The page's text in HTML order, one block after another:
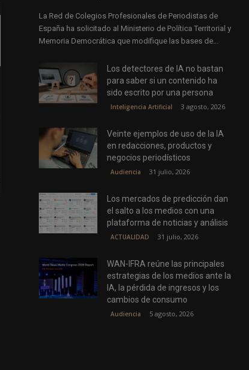
La Red de Colegios Profesionales de Periodistas de
España ha solicitado al Ministerio de Política Territorial y
Memoria Democrática que modifique las bases de...
Los detectores de IA no bastan
para saber si un contenido ha
sido escrito por una persona
Inteligencia Artificial 3 agosto, 2026
Veinte ejemplos de uso de la IA
en redacciones, productos y
negocios periodísticos
Audiencia 31 julio, 2026
Los mercados de predicción dan
el salto a los medios con una
plataforma de noticias y análisis
ACTUALIDAD 31 julio, 2026
WAN-IFRA reúne las principales
estrategias de los medios ante la
IA, la pérdida de ingresos y los
cambios de consumo
Audiencia 5 agosto, 2026